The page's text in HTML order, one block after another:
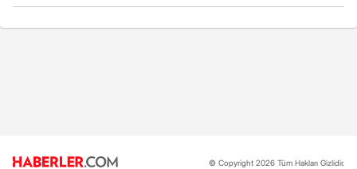
© Copyright 2026 Tüm Hakları Gizlidir.